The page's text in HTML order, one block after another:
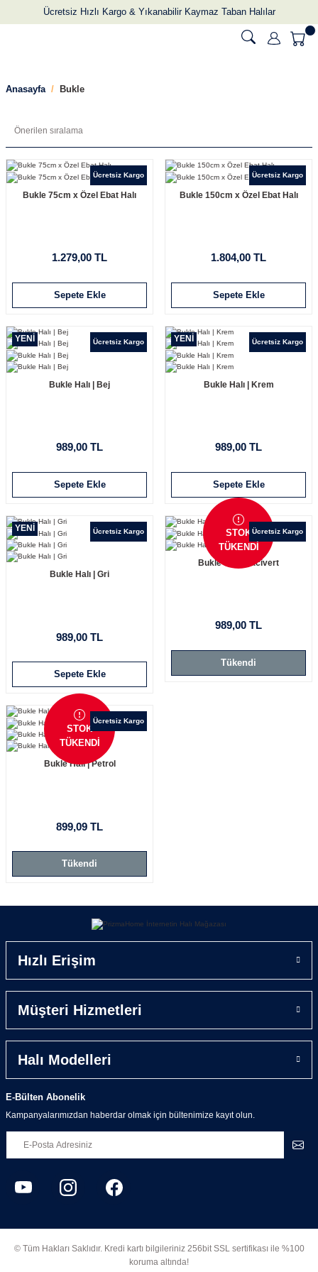
Ücretsiz Hızlı Kargo & Yıkanabilir Kaymaz Taban Halılar
Anasayfa Bukle
Ücretsiz Kargo
Bukle 75cm x Özel Ebat Halı
1.279,00 TL
Sepete Ekle
Ücretsiz Kargo
Bukle 150cm x Özel Ebat Halı
1.804,00 TL
Sepete Ekle
YENİ Ücretsiz Kargo
Bukle Halı | Bej
989,00 TL
Sepete Ekle
YENİ Ücretsiz Kargo
Bukle Halı | Krem
989,00 TL
Sepete Ekle
YENİ Ücretsiz Kargo
Bukle Halı | Gri
989,00 TL
Sepete Ekle
STOK
TÜKENDİ
Ücretsiz Kargo
Bukle Halı | Lacivert
989,00 TL
Tükendi
STOK
TÜKENDİ
Ücretsiz Kargo
Bukle Halı | Petrol
899,09 TL
Tükendi
Hızlı Erişim
Müşteri Hizmetleri
Halı Modelleri
E-Bülten Abonelik
Kampanyalarımızdan haberdar olmak için bültenimize kayıt olun.
© Tüm Hakları Saklıdır. Kredi kartı bilgileriniz 256bit SSL sertifikası ile %100
koruma altında!